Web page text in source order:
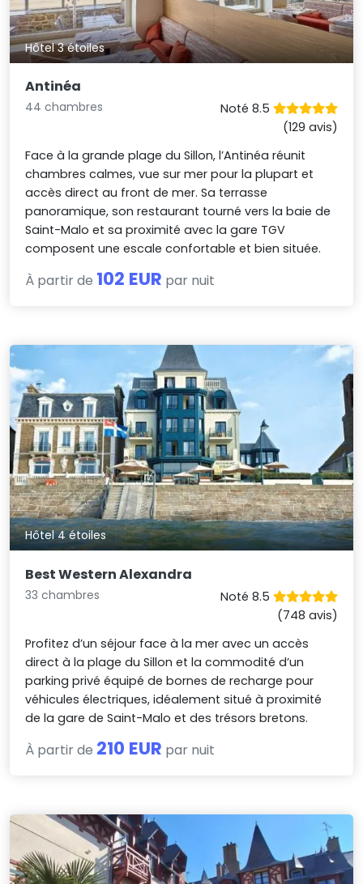
Hôtel 3 étoiles
Antinéa
44 chambres
Noté 8.5
(129 avis)
Face à la grande plage du Sillon, l’Antinéa réunit
chambres calmes, vue sur mer pour la plupart et
accès direct au front de mer. Sa terrasse
panoramique, son restaurant tourné vers la baie de
Saint-Malo et sa proximité avec la gare TGV
composent une escale confortable et bien située.
À partir de 102 EUR par nuit
Hôtel 4 étoiles
Best Western Alexandra
33 chambres
Noté 8.5
(748 avis)
Profitez d’un séjour face à la mer avec un accès
direct à la plage du Sillon et la commodité d’un
parking privé équipé de bornes de recharge pour
véhicules électriques, idéalement situé à proximité
de la gare de Saint-Malo et des trésors bretons.
À partir de 210 EUR par nuit